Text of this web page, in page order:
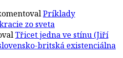
Príklady
zo sveta
Třicet jedna ve stínu (Jiří
britská existenciálna